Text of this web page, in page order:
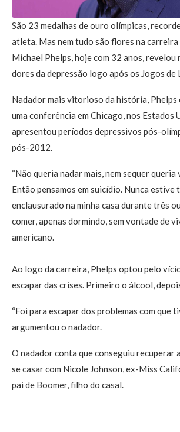
São 23 medalhas de ouro olímpicas,
atleta. Mas nem tudo são flores na carreira
Michael Phelps, hoje com 32 anos, revelou
dores da depressão logo após os Jogos de
Nadador mais vitorioso da história,
uma conferência em Chicago, nos Estados
apresentou períodos depressivos pós-
pós-2012.
“Não queria nadar mais, nem sequer queria
Então pensamos em suicídio. Nunca estive
enclausurado na minha casa durante três
comer, apenas dormindo, sem vontade de
americano.
Ao logo da carreira, Phelps optou pelo
escapar das crises. Primeiro o álcool,
“Foi para escapar dos problemas com que
argumentou o nadador.
O nadador conta que conseguiu recuperar
se casar com Nicole Johnson, ex-Miss
pai de Boomer, filho do casal.